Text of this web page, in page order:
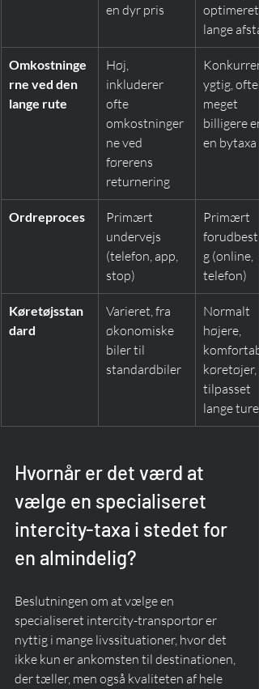
en dyr pris
optimeret
lange
Omkostninge
rne ved den
lange rute
Høj,
inkluderer
ofte
omkostninger
ne ved
førerens
returnering
ygtig, ofte
meget
billigere
en bytaxa
Ordreproces
Primært
undervejs
(telefon, app,
stop)
Primært
g (online,
telefon)
Køretøjsstan
dard
Varieret, fra
økonomiske
biler til
standardbiler
Normalt
højere,
køretøjer,
tilpasset
lange ture
Hvornår er det værd at
vælge en specialiseret
intercity-taxa i stedet for
en almindelig?
Beslutningen om at vælge en
specialiseret intercity-transportør er
nyttig i mange livssituationer, hvor det
ikke kun er ankomsten til destinationen,
der tæller, men også kvaliteten af hele